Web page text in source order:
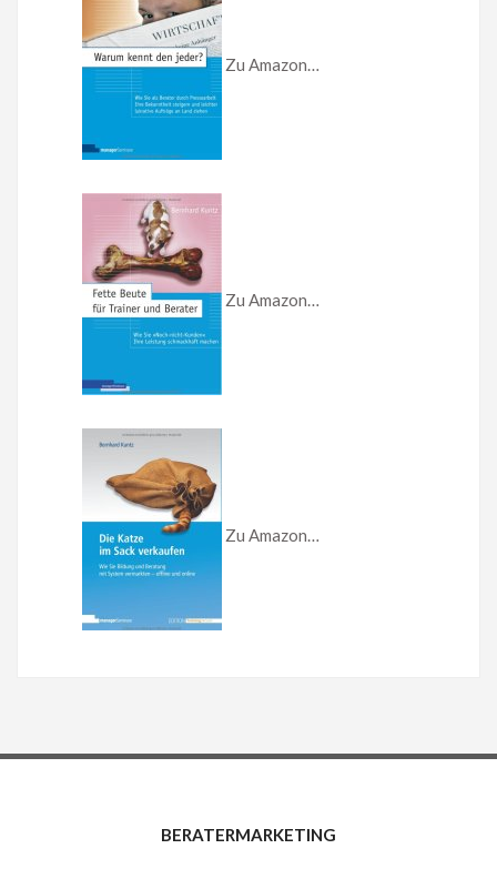
Zu Amazon…
Zu Amazon…
Zu Amazon…
BERATERMARKETING